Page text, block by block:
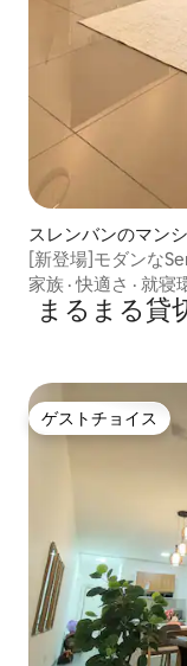
スレンバンのマン
[新登場]モダンな
アパート
家族 ·快適さ · 就寝
まるまる貸
ゲストチョイス
ゲストチョイス